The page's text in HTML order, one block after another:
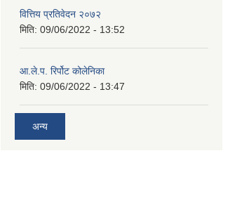
वित्तिय प्रतिवेदन २०७२
मिति: 09/06/2022 - 13:52
आ.ले.प. रिर्पोट कोलेनिका
मिति: 09/06/2022 - 13:47
अन्य